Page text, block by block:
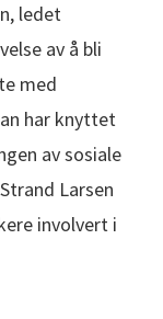
ledet
av å bli
med
har knyttet
av sosiale
Larsen
involvert i